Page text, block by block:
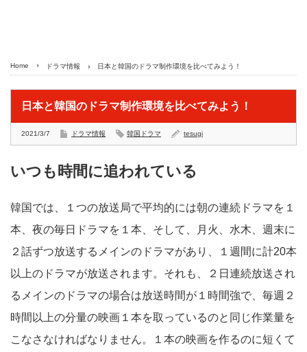
Home ドラマ情報 日本と韓国のドラマ制作環境を比べてみよう！
日本と韓国のドラマ制作環境を比べてみよう！
2021/3/7 ドラマ情報 韓国ドラマ tesugi
いつも時間に追われている
韓国では、１つの放送局で平均的には朝の連続ドラマを１
本、夜の毎日ドラマを１本、そして、月火、水木、週末に
２話ずつ放送するメインのドラマがあり、１週間に計20本
以上のドラマが放送されます。それも、２日連続放送され
るメインのドラマの場合は放送時間が１時間強で、毎週２
時間以上の分量の映画１本を取っているのと同じ作業量を
こなさなければなりません。１本の映画を作るのに短くて